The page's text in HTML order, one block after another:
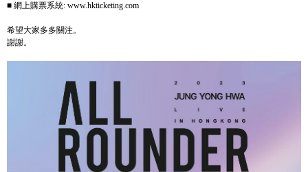
■ 網上購票系統: www.hkticketing.com
希望大家多多關注。
謝謝。